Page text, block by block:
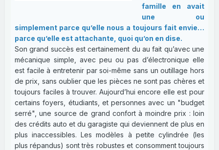
famille en avait
une ou
simplement parce qu’elle nous a toujours fait envie…
parce qu’elle est attachante, quoi qu’on en dise.
Son grand succès est certainement du au fait qu’avec une
mécanique simple, avec peu ou pas d’électronique elle
est facile à entretenir par soi-même sans un outillage hors
de prix, sans oublier que les pièces ne sont pas chères et
toujours faciles à trouver. Aujourd’hui encore elle est pour
certains foyers, étudiants, et personnes avec un "budget
serré", une source de grand confort à moindre prix : loin
des crédits auto et du garagiste qui deviennent de plus en
plus inaccessibles. Les modèles à petite cylindrée (les
plus répandus) sont très robustes et consomment toujours